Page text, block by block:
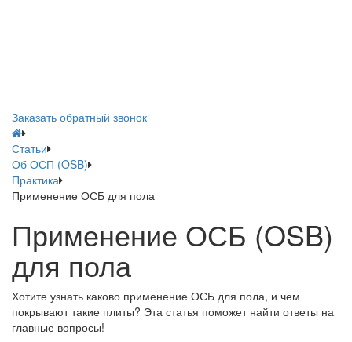
Заказать обратный звонок
Статьи
Об ОСП (OSB)
Практика
Применение ОСБ для пола
Применение ОСБ (OSB)
для пола
Хотите узнать каково применение ОСБ для пола, и чем
покрывают такие плиты? Эта статья поможет найти ответы на
главные вопросы!